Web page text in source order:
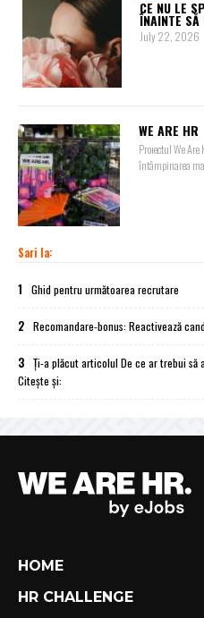
CE NU LE
ÎNAINTE SĂ
July 22, 2026
WE ARE HR
Proiectul We
întâmpinarea
Sari la:
1 Ghid pentru următoarea recrutare
2 Recomandare-bonus: Reactivează
3 Ți-a plăcut articolul De ce ar trebui
Citește și:
HOME
HR CHALLENGE